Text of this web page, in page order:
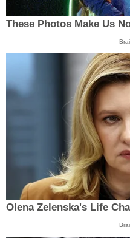
These Photos Make Us
Olena Zelenska's Life